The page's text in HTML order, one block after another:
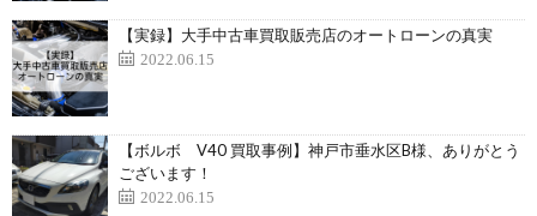
【実録】大手中古車買取販売店のオートローンの真実
2022.06.15
【ボルボ V40 買取事例】神戸市垂水区B様、ありがとう
ございます！
2022.06.15